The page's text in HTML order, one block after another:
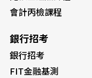
會計丙檢課程
銀行招考
銀行招考
FIT金融基測